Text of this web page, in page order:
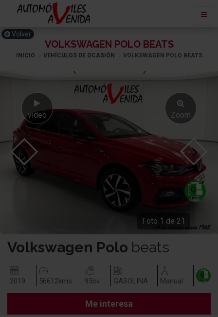
VOLKSWAGEN POLO BEATS
Volver
INICIO VEHÍCULOS DE OCASIÓN VOLKSWAGEN POLO BEATS
Zoom
video
Foto 1 de 21
Volkswagen Polo beats
2019 56612kms 95cv GASOLINA Manual
Me interesa